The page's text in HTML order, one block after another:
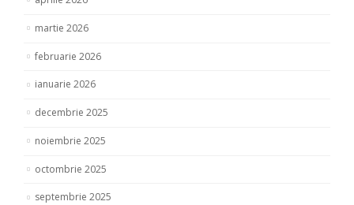
martie 2026
februarie 2026
ianuarie 2026
decembrie 2025
noiembrie 2025
octombrie 2025
septembrie 2025